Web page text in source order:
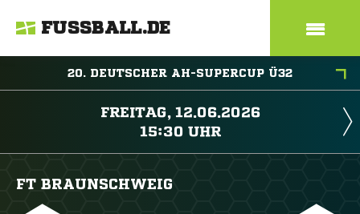
FUSSBALL.DE
20. DEUTSCHER AH-SUPERCUP Ü32
 
 
FT BRAUNSCHWEIG